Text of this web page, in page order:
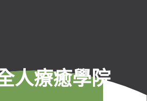
人療癒學院